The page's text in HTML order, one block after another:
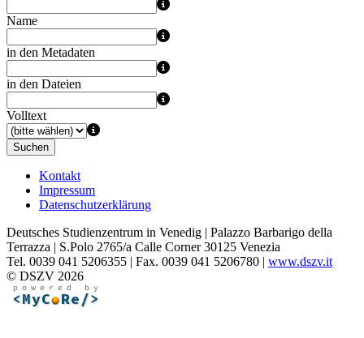
Name
in den Metadaten
in den Dateien
Volltext
Suchen
Kontakt
Impressum
Datenschutzerklärung
Deutsches Studienzentrum in Venedig | Palazzo Barbarigo della
Terrazza | S.Polo 2765/a Calle Corner 30125 Venezia
Tel. 0039 041 5206355 | Fax. 0039 041 5206780 | www.dszv.it
© DSZV 2026